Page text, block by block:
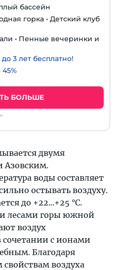
бассейн
горка • Детский клуб
• Пенные вечеринки и
3 лет бесплатно!
БОЛЬШЕ
двумя
воды составляет
остывать воздуху.
до +22...+25 °C.
лесами горы южной
воздух
с ионами
Благодаря
воздуха